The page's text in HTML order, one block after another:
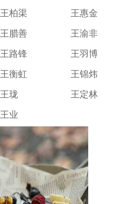
王柏渠
王惠金
王腊善
王渝非
王路锋
王羽博
王衡虹
王锦炜
王珑
王定林
王业